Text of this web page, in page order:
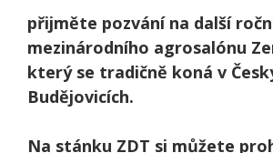
přijměte pozvání na další
mezinárodního agrosalónu
který se tradičně koná v
Budějovicích.
Na stánku ZDT si můžete